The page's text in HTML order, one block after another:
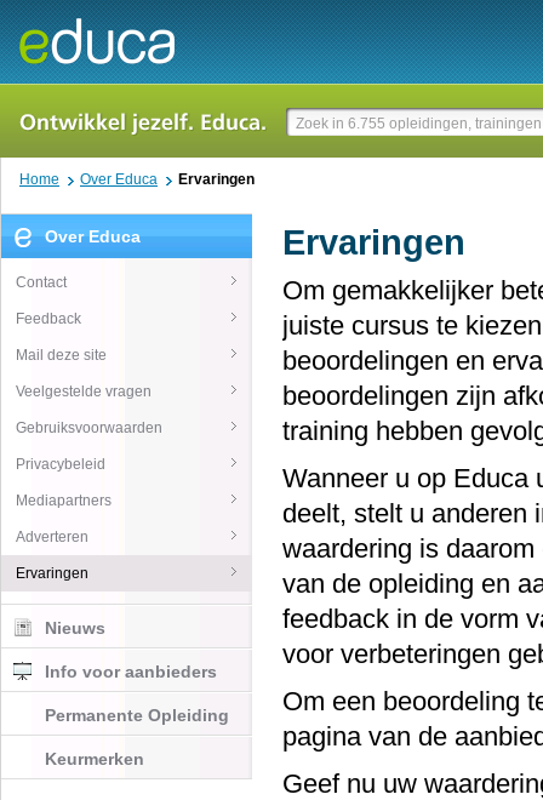
Home Over Educa Ervaringen
Over Educa
Contact
Feedback
Mail deze site
Veelgestelde vragen
Gebruiksvoorwaarden
Privacybeleid
Mediapartners
Adverteren
Ervaringen
Nieuws
Info voor aanbieders
Permanente Opleiding
Keurmerken
Ervaringen
Om gemakkelijker
juiste cursus te
beoordelingen en
beoordelingen zijn
training hebben
Wanneer u op Educa
deelt, stelt u anderen
waardering is
van de opleiding en
feedback in de vorm
voor verbeteringen
Om een beoordeling
pagina van de
Geef nu uw